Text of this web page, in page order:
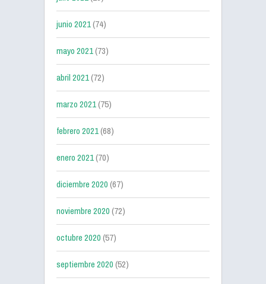
junio 2021(74)
mayo 2021(73)
abril 2021(72)
marzo 2021(75)
febrero 2021(68)
enero 2021(70)
diciembre 2020(67)
noviembre 2020(72)
octubre 2020(57)
septiembre 2020(52)